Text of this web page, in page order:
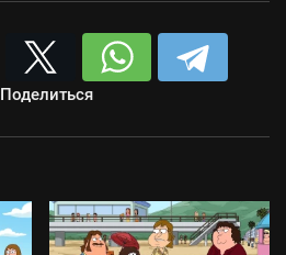
Поделиться